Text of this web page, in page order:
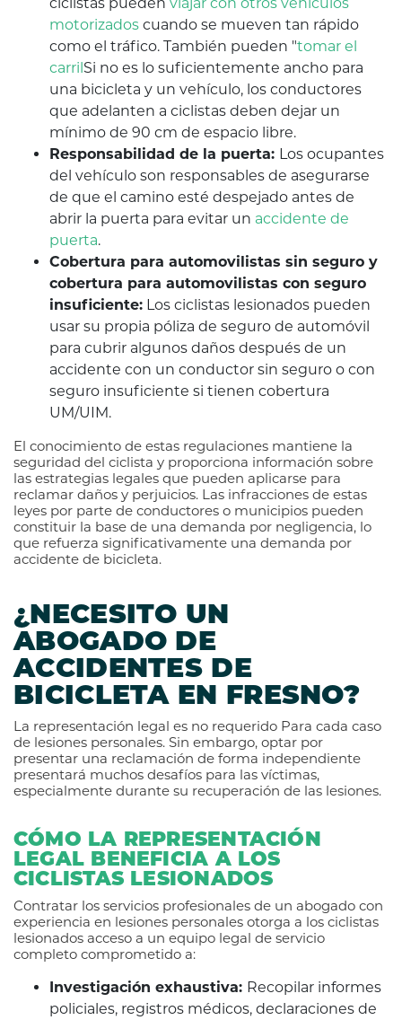
motorizados cuando se mueven tan rápido
como el tráfico. También pueden "tomar el
carrilSi no es lo suficientemente ancho para
una bicicleta y un vehículo, los conductores
que adelanten a ciclistas deben dejar un
mínimo de 90 cm de espacio libre.
Responsabilidad de la puerta: Los ocupantes
del vehículo son responsables de asegurarse
de que el camino esté despejado antes de
abrir la puerta para evitar un accidente de
puerta.
Cobertura para automovilistas sin seguro y
cobertura para automovilistas con seguro
insuficiente: Los ciclistas lesionados pueden
usar su propia póliza de seguro de automóvil
para cubrir algunos daños después de un
accidente con un conductor sin seguro o con
seguro insuficiente si tienen cobertura
UM/UIM.
El conocimiento de estas regulaciones mantiene la
seguridad del ciclista y proporciona información sobre
las estrategias legales que pueden aplicarse para
reclamar daños y perjuicios. Las infracciones de estas
leyes por parte de conductores o municipios pueden
constituir la base de una demanda por negligencia, lo
que refuerza significativamente una demanda por
accidente de bicicleta.
¿NECESITO UN
ABOGADO DE
ACCIDENTES DE
BICICLETA EN FRESNO?
La representación legal es no requerido Para cada caso
de lesiones personales. Sin embargo, optar por
presentar una reclamación de forma independiente
presentará muchos desafíos para las víctimas,
especialmente durante su recuperación de las lesiones.
CÓMO LA REPRESENTACIÓN
LEGAL BENEFICIA A LOS
CICLISTAS LESIONADOS
Contratar los servicios profesionales de un abogado con
experiencia en lesiones personales otorga a los ciclistas
lesionados acceso a un equipo legal de servicio
completo comprometido a:
Investigación exhaustiva: Recopilar informes
policiales, registros médicos, declaraciones de